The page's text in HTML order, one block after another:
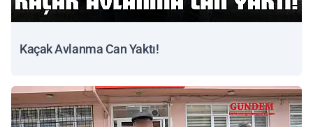
Kaçak Avlanma Can Yaktı!